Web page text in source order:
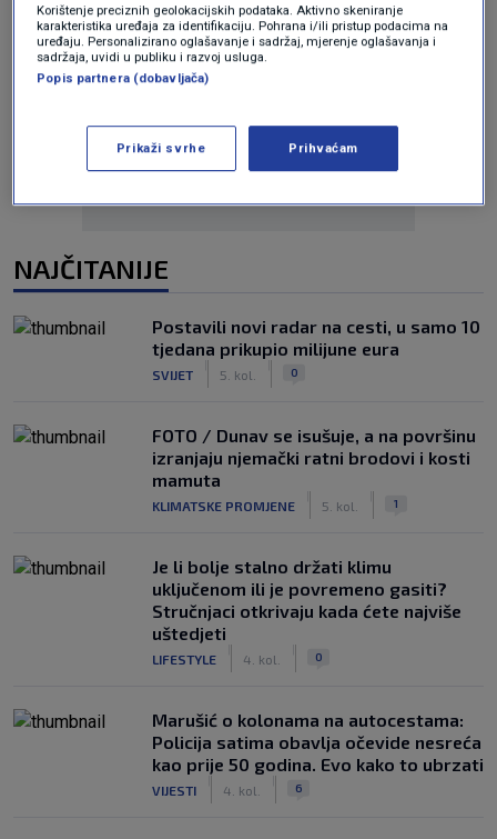
NAJČITANIJE
Postavili novi radar na cesti, u samo 10
tjedana prikupio milijune eura
SVIJET 5. kol. 0
FOTO / Dunav se isušuje, a na površinu
izranjaju njemački ratni brodovi i kosti
mamuta
KLIMATSKE PROMJENE 5. kol. 1
Je li bolje stalno držati klimu
uključenom ili je povremeno gasiti?
Stručnjaci otkrivaju kada ćete najviše
uštedjeti
LIFESTYLE 4. kol. 0
Marušić o kolonama na autocestama:
Policija satima obavlja očevide nesreća
kao prije 50 godina. Evo kako to ubrzati
VIJESTI 4. kol. 6
Korištenje preciznih geolokacijskih podataka. Aktivno skeniranje
karakteristika uređaja za identifikaciju. Pohrana i/ili pristup podacima na
uređaju. Personalizirano oglašavanje i sadržaj, mjerenje oglašavanja i
sadržaja, uvidi u publiku i razvoj usluga.
Popis partnera (dobavljača)
Prikaži svrhe Prihvaćam